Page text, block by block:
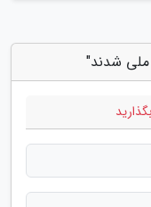
ملی شدند"